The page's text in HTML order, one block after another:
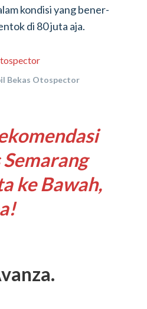
kondisi yang bener-
di 80 juta aja.
Bekas Otospector
ke Bawah,